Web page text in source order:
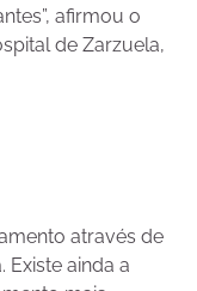
afirmou o
de Zarzuela,
através de
Existe ainda a